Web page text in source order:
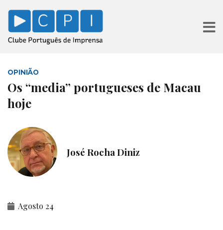
OPINIÃO
Os “media” portugueses de Macau
hoje
José Rocha Diniz
Agosto 24